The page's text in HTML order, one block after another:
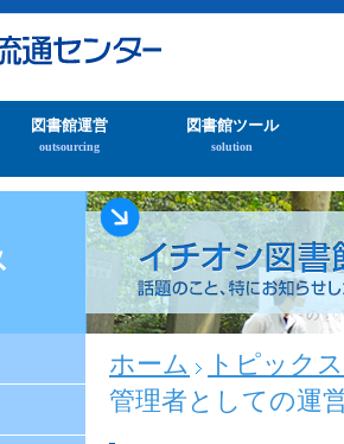
図書館運営
outsourcing
図書館ツール
solution
ホーム
トピックス
管理者としての運